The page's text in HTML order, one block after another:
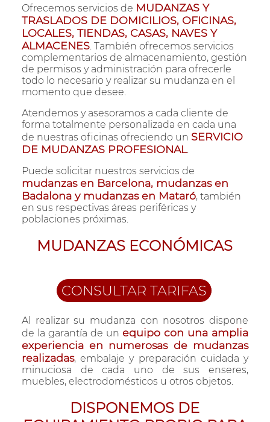
Ofrecemos servicios de MUDANZAS Y
TRASLADOS DE DOMICILIOS, OFICINAS,
LOCALES, TIENDAS, CASAS, NAVES Y
ALMACENES. También ofrecemos servicios
complementarios de almacenamiento, gestión
de permisos y administración para ofrecerle
todo lo necesario y realizar su mudanza en el
momento que desee.
Atendemos y asesoramos a cada cliente de
forma totalmente personalizada en cada una
de nuestras oficinas ofreciendo un SERVICIO
DE MUDANZAS PROFESIONAL.
Puede solicitar nuestros servicios de
mudanzas en Barcelona, mudanzas en
Badalona y mudanzas en Mataró, también
en sus respectivas áreas periféricas y
poblaciones próximas.
MUDANZAS ECONÓMICAS
CONSULTAR TARIFAS
Al realizar su mudanza con nosotros dispone
de la garantía de unequipo con una amplia
experiencia en numerosas de mudanzas
realizadas, embalaje y preparación cuidada y
minuciosa de cada uno de sus enseres,
muebles, electrodomésticos u otros objetos.
DISPONEMOS DE